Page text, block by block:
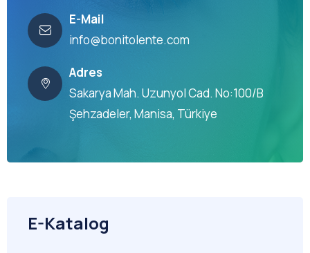
E-Mail
info@bonitolente.com
Adres
Sakarya Mah. Uzunyol Cad. No:100/B
Şehzadeler, Manisa, Türkiye
E-Katalog